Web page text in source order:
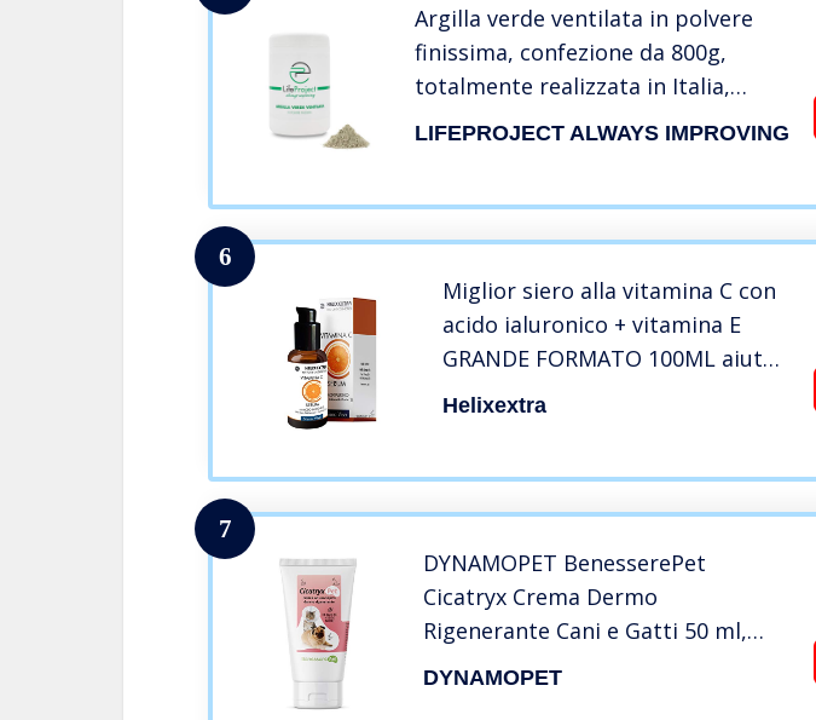
Argilla verde ventilata in polvere
finissima, confezione da 800g,
totalmente realizzata in Italia,
ideale per fanghi anticellulite o per
LIFEPROJECT ALWAYS IMPROVING
6
Miglior siero alla vitamina C con
acido ialuronico + vitamina E
GRANDE FORMATO 100ML aiuta
a riparare i danni del sole,
Helixextra
7
DYNAMOPET BenesserePet
Cicatryx Crema Dermo
Rigenerante Cani e Gatti 50 ml,
Crema Cicatrizzante ferite per
DYNAMOPET